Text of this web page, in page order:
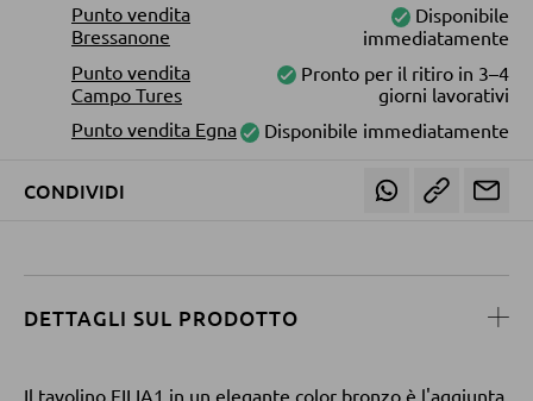
Soggiorni componibili
Credenze a giorno
Tavolini da divano
Punto vendita
Bressanone
Disponibile
immediatamente
Punto vendita
Campo Tures
Pronto per il ritiro in 3–4
giorni lavorativi
Punto vendita Egna
Disponibile immediatamente
CONDIVIDI
DETTAGLI SUL PRODOTTO
Il tavolino FILIA1 in un elegante color bronzo è l'aggiunta